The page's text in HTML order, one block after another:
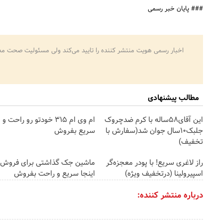
### پایان خبر رسمی
اخبار رسمی هویت منتشر کننده را تایید می‌کند ولی مسئولیت
مطالب پیشنهادی
این آقای58ساله با کرم ضدچروک
جلبک10سال جوان شد(سفارش با
تخفیف)
ام وی ام 315 خودتو رو راحت و
سریع بفروش
راز لاغری سریع! با پودر معجزه‌گر
اسپیرولینا (درتخفیف ویژه)
ماشین جک گذاشتی برای
اینجا سریع و راحت بفروش
درباره منتشر کننده: